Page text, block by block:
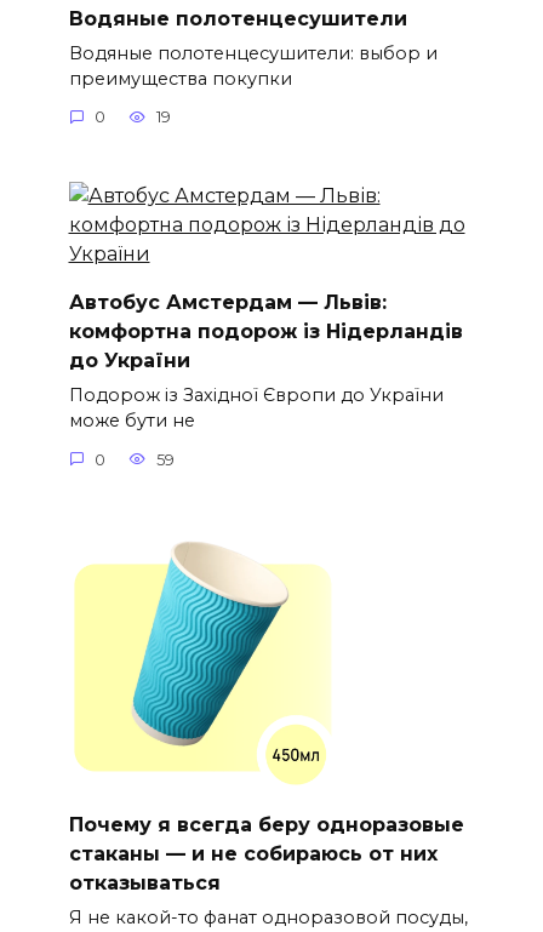
Водяные полотенцесушители
Водяные полотенцесушители: выбор и
преимущества покупки
0 19
Автобус Амстердам — Львів:
комфортна подорож із Нідерландів
до України
Подорож із Західної Європи до України
може бути не
0 59
Почему я всегда беру одноразовые
стаканы — и не собираюсь от них
отказываться
Я не какой-то фанат одноразовой посуды,